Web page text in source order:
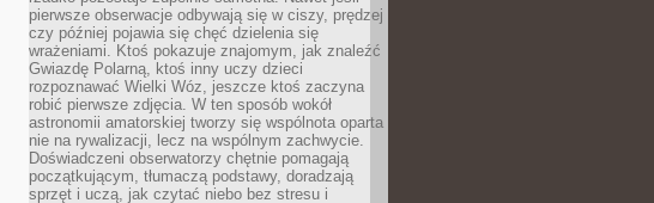
pierwsze obserwacje odbywają się w ciszy, prędzej
czy później pojawia się chęć dzielenia się
wrażeniami. Ktoś pokazuje znajomym, jak znaleźć
Gwiazdę Polarną, ktoś inny uczy dzieci
rozpoznawać Wielki Wóz, jeszcze ktoś zaczyna
robić pierwsze zdjęcia. W ten sposób wokół
astronomii amatorskiej tworzy się wspólnota oparta
nie na rywalizacji, lecz na wspólnym zachwycie.
Doświadczeni obserwatorzy chętnie pomagają
początkującym, tłumaczą podstawy, doradzają
sprzęt i uczą, jak czytać niebo bez stresu i